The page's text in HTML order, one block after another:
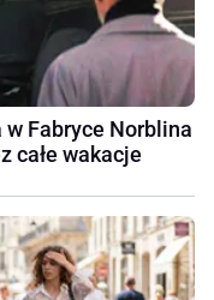
Fabryce Norblina
całe wakacje